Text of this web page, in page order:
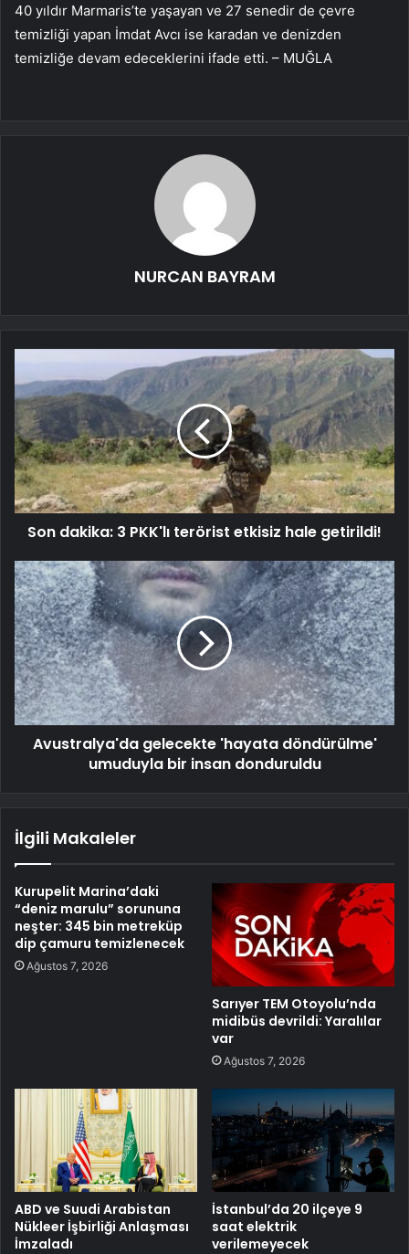
40 yıldır Marmaris’te yaşayan ve 27 senedir de çevre
temizliği yapan İmdat Avcı ise karadan ve denizden
temizliğe devam edeceklerini ifade etti. – MUĞLA
NURCAN BAYRAM
Son dakika: 3 PKK'lı terörist etkisiz hale getirildi!
Avustralya'da gelecekte 'hayata döndürülme'
umuduyla bir insan donduruldu
İlgili Makaleler
Kurupelit Marina’daki
“deniz marulu” sorununa
neşter: 345 bin metreküp
dip çamuru temizlenecek
Ağustos 7, 2026
Sarıyer TEM Otoyolu’nda
midibüs devrildi: Yaralılar
var
Ağustos 7, 2026
ABD ve Suudi Arabistan
Nükleer İşbirliği Anlaşması
İmzaladı
İstanbul’da 20 ilçeye 9
saat elektrik
verilemeyecek